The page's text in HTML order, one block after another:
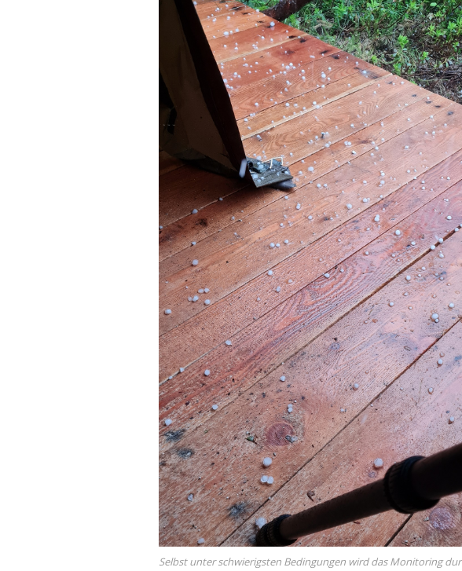
Selbst unter schwierigsten Bedingungen wird das Monitoring